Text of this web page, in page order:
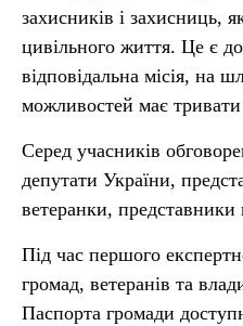
захисників і захисниць,
цивільного життя. Це є
відповідальна місія, на
можливостей має
Серед учасників
депутати України,
ветеранки, представники
Під час першого
громад, ветеранів та
Паспорта громади